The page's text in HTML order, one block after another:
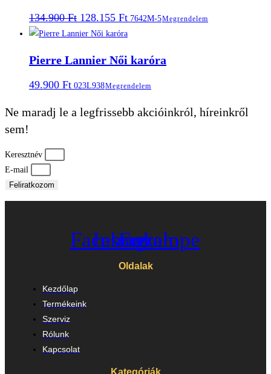
134.900Ft Original
price
was:
128.155 FtCurrent
price
is:
7642M-5Megrendelem
Pierre Lannier Női karóra
49.900 Ft 023L938Megrendelem
Ne maradj le a legfrissebb akcióinkról, híreinkről
sem!
Keresztnév
E-mail
Feliratkozom
Facebook
Instagram
Envelope
Oldalak
Kezdőlap
Termékeink
Szerviz
Rólunk
Kapcsolat